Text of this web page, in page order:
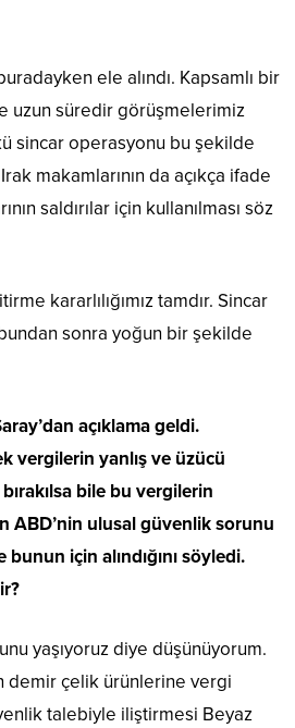
ele alındı. Kapsamlı bir
uzun süredir görüşmelerimiz
sincar operasyonu bu şekilde
makamlarının da açıkça ifade
saldırılar için kullanılması söz
kararlılığımız tamdır. Sincar
sonra yoğun bir şekilde
açıklama geldi.
vergilerin yanlış ve üzücü
bile bu vergilerin
ABD’nin ulusal güvenlik sorunu
için alındığını söyledi.
yaşıyoruz diye düşünüyorum.
demir çelik ürünlerine vergi
talebiyle iliştirmesi Beyaz